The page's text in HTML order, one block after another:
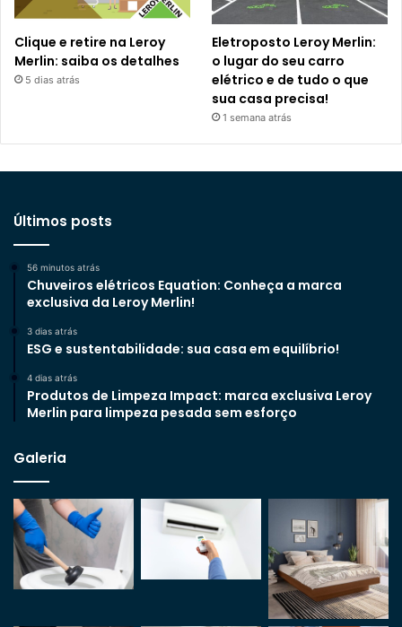
Clique e retire na Leroy
Merlin: saiba os detalhes
5 dias atrás
Eletroposto Leroy Merlin:
o lugar do seu carro
elétrico e de tudo o que
sua casa precisa!
1 semana atrás
Últimos posts
56 minutos atrás
Chuveiros elétricos Equation: Conheça a marca
exclusiva da Leroy Merlin!
3 dias atrás
ESG e sustentabilidade: sua casa em equilíbrio!
4 dias atrás
Produtos de Limpeza Impact: marca exclusiva Leroy
Merlin para limpeza pesada sem esforço
Galeria